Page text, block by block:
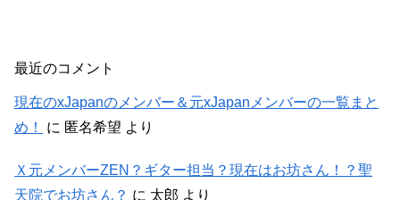
最近のコメント
現在のxJapanのメンバー＆元xJapanメンバーの一覧まと
め！
に 匿名希望 より
Ｘ元メンバーZEN？ギター担当？現在はお坊さん！？聖
天院でお坊さん？ に 太郎 より